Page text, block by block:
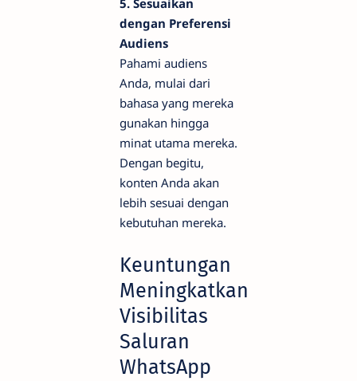
dengan Preferensi
Audiens
Pahami audiens
Anda, mulai dari
bahasa yang mereka
gunakan hingga
minat utama mereka.
Dengan begitu,
konten Anda akan
lebih sesuai dengan
kebutuhan mereka.
Keuntungan
Meningkatkan
Visibilitas
Saluran
WhatsApp